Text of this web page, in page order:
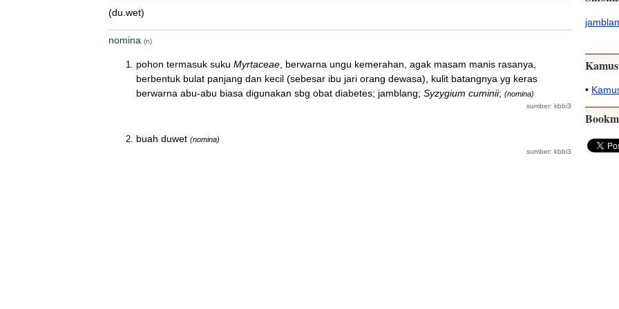
(du.wet)
nomina (n)
pohon termasuk suku Myrtaceae , berwarna ungu kemerahan, agak masam manis rasanya,
berbentuk bulat panjang dan kecil (sebesar ibu jari orang dewasa), kulit batangnya yg keras
berwarna abu-abu biasa digunakan sbg obat diabetes; jamblang; Syzygium cuminii; (nomina)
sumber: kbbi3
buah duwet (nomina)
sumber: kbbi3
•